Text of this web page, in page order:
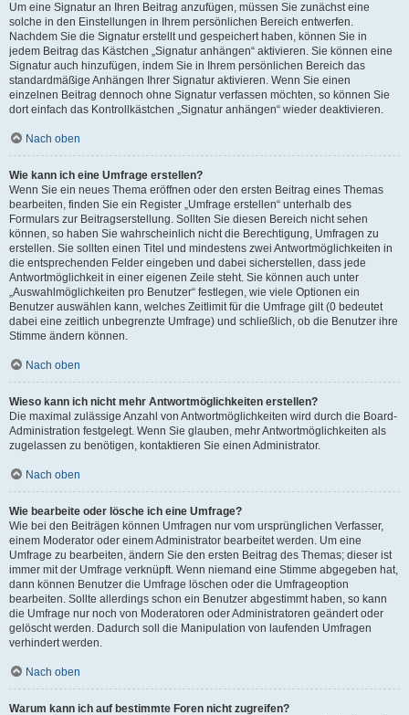
Um eine Signatur an Ihren Beitrag anzufügen, müssen Sie zunächst eine
solche in den Einstellungen in Ihrem persönlichen Bereich entwerfen.
Nachdem Sie die Signatur erstellt und gespeichert haben, können Sie in
jedem Beitrag das Kästchen „Signatur anhängen“ aktivieren. Sie können eine
Signatur auch hinzufügen, indem Sie in Ihrem persönlichen Bereich das
standardmäßige Anhängen Ihrer Signatur aktivieren. Wenn Sie einen
einzelnen Beitrag dennoch ohne Signatur verfassen möchten, so können Sie
dort einfach das Kontrollkästchen „Signatur anhängen“ wieder deaktivieren.
Nach oben
Wie kann ich eine Umfrage erstellen?
Wenn Sie ein neues Thema eröffnen oder den ersten Beitrag eines Themas
bearbeiten, finden Sie ein Register „Umfrage erstellen“ unterhalb des
Formulars zur Beitragserstellung. Sollten Sie diesen Bereich nicht sehen
können, so haben Sie wahrscheinlich nicht die Berechtigung, Umfragen zu
erstellen. Sie sollten einen Titel und mindestens zwei Antwortmöglichkeiten in
die entsprechenden Felder eingeben und dabei sicherstellen, dass jede
Antwortmöglichkeit in einer eigenen Zeile steht. Sie können auch unter
„Auswahlmöglichkeiten pro Benutzer“ festlegen, wie viele Optionen ein
Benutzer auswählen kann, welches Zeitlimit für die Umfrage gilt (0 bedeutet
dabei eine zeitlich unbegrenzte Umfrage) und schließlich, ob die Benutzer ihre
Stimme ändern können.
Nach oben
Wieso kann ich nicht mehr Antwortmöglichkeiten erstellen?
Die maximal zulässige Anzahl von Antwortmöglichkeiten wird durch die Board-
Administration festgelegt. Wenn Sie glauben, mehr Antwortmöglichkeiten als
zugelassen zu benötigen, kontaktieren Sie einen Administrator.
Nach oben
Wie bearbeite oder lösche ich eine Umfrage?
Wie bei den Beiträgen können Umfragen nur vom ursprünglichen Verfasser,
einem Moderator oder einem Administrator bearbeitet werden. Um eine
Umfrage zu bearbeiten, ändern Sie den ersten Beitrag des Themas; dieser ist
immer mit der Umfrage verknüpft. Wenn niemand eine Stimme abgegeben hat,
dann können Benutzer die Umfrage löschen oder die Umfrageoption
bearbeiten. Sollte allerdings schon ein Benutzer abgestimmt haben, so kann
die Umfrage nur noch von Moderatoren oder Administratoren geändert oder
gelöscht werden. Dadurch soll die Manipulation von laufenden Umfragen
verhindert werden.
Nach oben
Warum kann ich auf bestimmte Foren nicht zugreifen?